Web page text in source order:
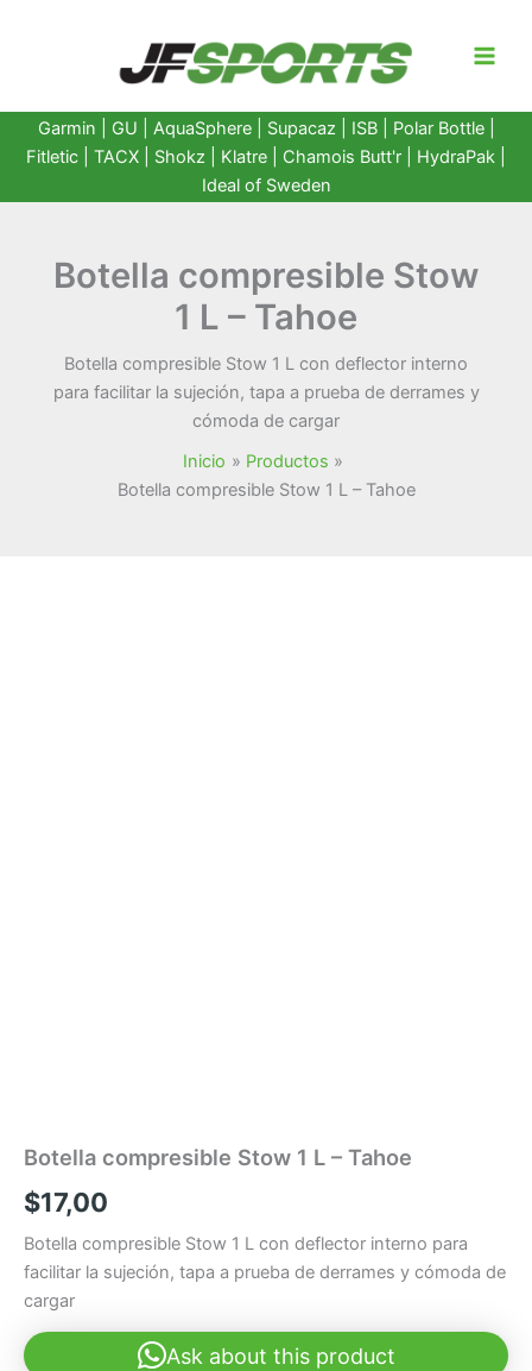
Garmin GU AquaSphere| Supacaz | ISB | Polar Bottle|
Fitletic
TACX Shokz Klatre Chamois Butt'r HydraPak
Ideal of Sweden
Botella compresible Stow
1 L – Tahoe
Botella compresible Stow 1 L con deflector interno
para facilitar la sujeción, tapa a prueba de derrames y
cómoda de cargar
Inicio
Productos
Botella compresible Stow 1 L – Tahoe
Botella compresible Stow 1 L – Tahoe
$17,00
Botella compresible Stow 1 L con deflector interno para
facilitar la sujeción, tapa a prueba de derrames y cómoda de
cargar
Ask about this product